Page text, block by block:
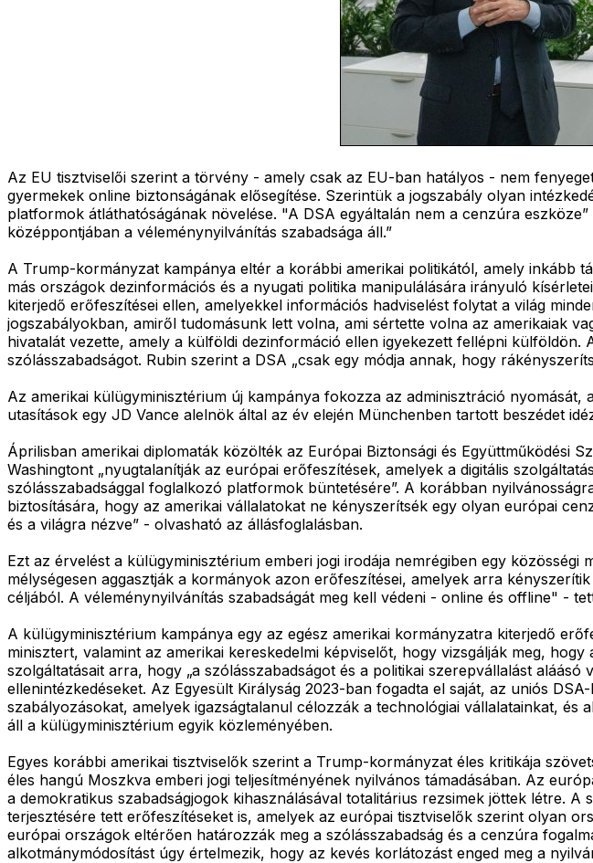
Az EU tisztviselői szerint a törvény - amely csak az EU-ban hatályos - nem
gyermekek online biztonságának elősegítése. Szerintük a jogszabály olyan
platformok átláthatóságának növelése. "A DSA egyáltalán nem a cenzúra
középpontjában a véleménynyilvánítás szabadsága áll.”
A Trump-kormányzat kampánya eltér a korábbi amerikai politikától, amely inkább
más országok dezinformációs és a nyugati politika manipulálására irányuló
kiterjedő erőfeszítései ellen, amelyekkel információs hadviselést folytat a világ
jogszabályokban, amiről tudomásunk lett volna, ami sértette volna az amerikaiak
hivatalát vezette, amely a külföldi dezinformáció ellen igyekezett fellépni
szólásszabadságot. Rubin szerint a DSA „csak egy módja annak, hogy
Az amerikai külügyminisztérium új kampánya fokozza az adminisztráció
utasítások egy JD Vance alelnök által az év elején Münchenben tartott beszédet
Áprilisban amerikai diplomaták közölték az Európai Biztonsági és Együttműködési
Washingtont „nyugtalanítják az európai erőfeszítések, amelyek a digitális
szólásszabadsággal foglalkozó platformok büntetésére”. A korábban
biztosítására, hogy az amerikai vállalatokat ne kényszerítsék egy olyan európai
és a világra nézve” - olvasható az állásfoglalásban.
Ezt az érvelést a külügyminisztérium emberi jogi irodája nemrégiben egy
mélységesen aggasztják a kormányok azon erőfeszítései, amelyek arra
céljából. A véleménynyilvánítás szabadságát meg kell védeni - online és offline" -
A külügyminisztérium kampánya egy az egész amerikai kormányzatra kiterjedő
minisztert, valamint az amerikai kereskedelmi képviselőt, hogy vizsgálják meg,
szolgáltatásait arra, hogy „a szólásszabadságot és a politikai szerepvállalást
ellenintézkedéseket. Az Egyesült Királyság 2023-ban fogadta el saját, az uniós
szabályozásokat, amelyek igazságtalanul célozzák a technológiai vállalatainkat,
áll a külügyminisztérium egyik közleményében.
Egyes korábbi amerikai tisztviselők szerint a Trump-kormányzat éles kritikája
éles hangú Moszkva emberi jogi teljesítményének nyilvános támadásában. Az
a demokratikus szabadságjogok kihasználásával totalitárius rezsimek jöttek létre.
terjesztésére tett erőfeszítéseket is, amelyek az európai tisztviselők szerint olyan
európai országok eltérően határozzák meg a szólásszabadság és a cenzúra
alkotmánymódosítást úgy értelmezik, hogy az kevés korlátozást enged meg a